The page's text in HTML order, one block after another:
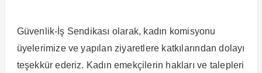
Güvenlik-İş Sendikası olarak, kadın komisyonu
üyelerimize ve yapılan ziyaretlere katkılarından dolayı
teşekkür ederiz. Kadın emekçilerin hakları ve talepleri